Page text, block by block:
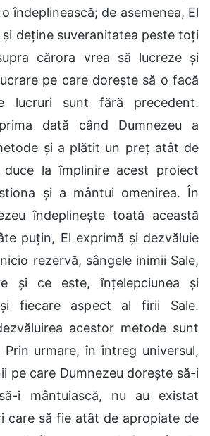
îndeplinească; de asemenea, El
deține suveranitatea peste toți
cărora vrea să lucreze și
pe care dorește să o facă
lucruri sunt fără precedent.
dată când Dumnezeu a
și a plătit un preț atât de
la împlinire acest proiect
și a mântui omenirea. În
îndeplinește toată această
puțin, El exprimă și dezvăluie
rezervă, sângele inimii Sale,
și ce este, înțelepciunea și
fiecare aspect al firii Sale.
acestor metode sunt
urmare, în întreg universul,
pe care Dumnezeu dorește să-i
i mântuiască, nu au existat
care să fie atât de apropiate de